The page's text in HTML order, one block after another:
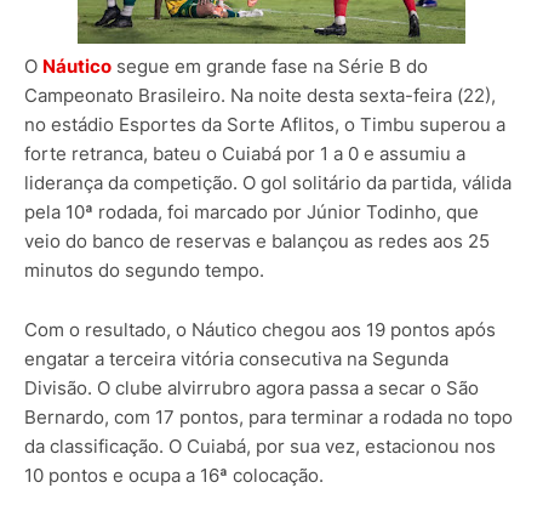
O Náutico segue em grande fase na Série B do
Campeonato Brasileiro. Na noite desta sexta-feira (22),
no estádio Esportes da Sorte Aflitos, o Timbu superou a
forte retranca, bateu o Cuiabá por 1 a 0 e assumiu a
liderança da competição. O gol solitário da partida, válida
pela 10ª rodada, foi marcado por Júnior Todinho, que
veio do banco de reservas e balançou as redes aos 25
minutos do segundo tempo.
Com o resultado, o Náutico chegou aos 19 pontos após
engatar a terceira vitória consecutiva na Segunda
Divisão. O clube alvirrubro agora passa a secar o São
Bernardo, com 17 pontos, para terminar a rodada no topo
da classificação. O Cuiabá, por sua vez, estacionou nos
10 pontos e ocupa a 16ª colocação.